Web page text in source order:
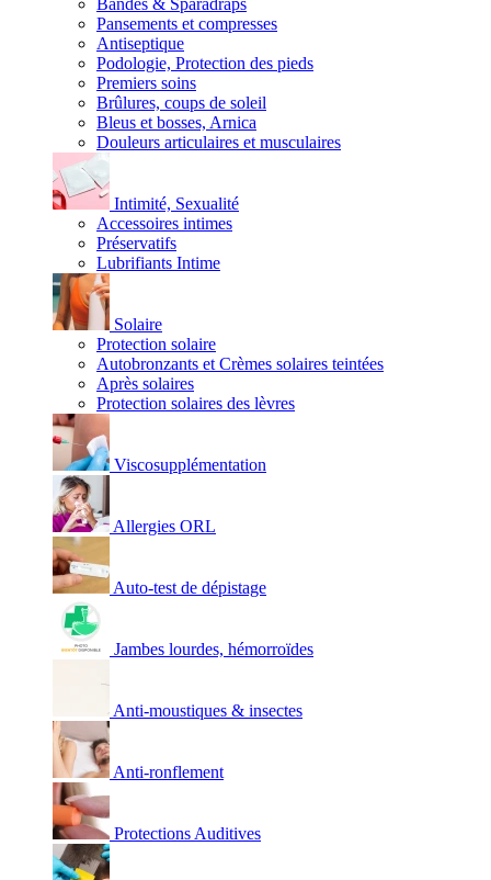
Bandes & Sparadraps
Pansements et compresses
Antiseptique
Podologie, Protection des pieds
Premiers soins
Brûlures, coups de soleil
Bleus et bosses, Arnica
Douleurs articulaires et musculaires
Intimité, Sexualité
Accessoires intimes
Préservatifs
Lubrifiants Intime
Solaire
Protection solaire
Autobronzants et Crèmes solaires teintées
Après solaires
Protection solaires des lèvres
Viscosupplémentation
Allergies ORL
Auto-test de dépistage
Jambes lourdes, hémorroïdes
Anti-moustiques & insectes
Anti-ronflement
Protections Auditives